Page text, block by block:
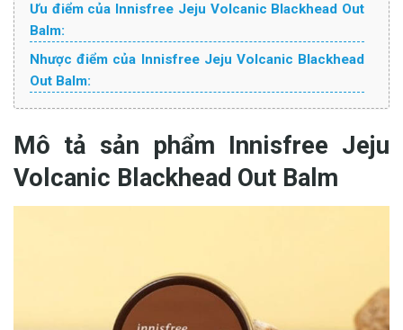
Ưu điểm của Innisfree Jeju Volcanic Blackhead Out
Balm:
Nhược điểm của Innisfree Jeju Volcanic Blackhead
Out Balm:
Mô tả sản phẩm Innisfree Jeju
Volcanic Blackhead Out Balm